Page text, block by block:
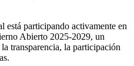
participando activamente en
Abierto 2025-2029, un
transparencia, la participación